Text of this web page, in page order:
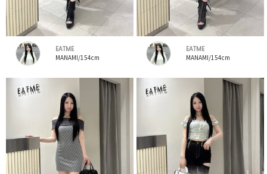
EATME
MANAMI/154cm
EATME
MANAMI/154cm